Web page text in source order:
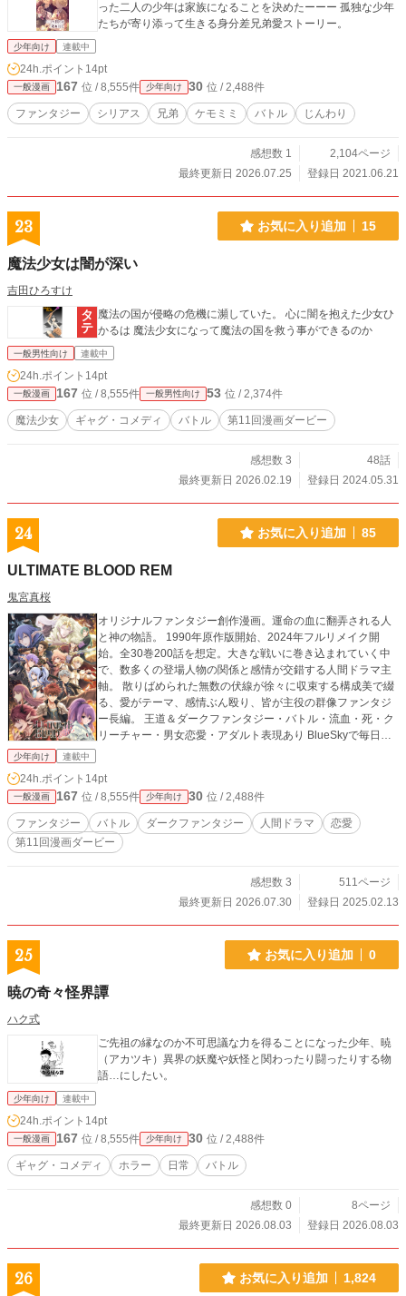
った二人の少年は家族になることを決めたーーー 孤独な少年
たちが寄り添って生きる身分差兄弟愛ストーリー。
少年向け 連載中
24h.ポイント 14pt
一般漫画 167 位 / 8,555件 少年向け 30 位 / 2,488件
ファンタジー シリアス 兄弟 ケモミミ バトル じんわり
感想数 1
2,104ページ
最終更新日 2026.07.25
登録日 2021.06.21
23 お気に入り追加 15
魔法少女は闇が深い
吉田ひろすけ
魔法の国が侵略の危機に瀕していた。 心に闇を抱えた少女ひ
かるは 魔法少女になって魔法の国を救う事ができるのか
一般男性向け 連載中
24h.ポイント 14pt
一般漫画 167 位 / 8,555件 一般男性向け 53 位 / 2,374件
魔法少女 ギャグ・コメディ バトル 第11回漫画ダービー
感想数 3
48話
最終更新日 2026.02.19
登録日 2024.05.31
24 お気に入り追加 85
ULTIMATE BLOOD REM
鬼宮真桜
オリジナルファンタジー創作漫画。運命の血に翻弄される人
と神の物語。 1990年原作版開始、2024年フルリメイク開
始。全30巻200話を想定。大きな戦いに巻き込まれていく中
で、数多くの登場人物の関係と感情が交錯する人間ドラマ主
軸。 散りばめられた無数の伏線が徐々に収束する構成美で綴
る、愛がテーマ、感情ぶん殴り、皆が主役の群像ファンタジ
ー長編。 王道＆ダークファンタジー・バトル・流血・死・ク
リーチャー・男女恋愛・アダルト表現あり BlueSkyで毎日情
i-ulblood.booth.pm/ 各種情報公式サイト → https://ulblood.
com/
少年向け 連載中
24h.ポイント 14pt
一般漫画 167 位 / 8,555件 少年向け 30 位 / 2,488件
ファンタジー バトル ダークファンタジー 人間ドラマ
恋愛
第11回漫画ダービー
感想数 3
511ページ
最終更新日 2026.07.30
登録日 2025.02.13
25 お気に入り追加 0
暁の奇々怪界譚
ハク式
ご先祖の縁なのか不可思議な力を得ることになった少年、暁
（アカツキ）異界の妖魔や妖怪と関わったり闘ったりする物
語…にしたい。
少年向け 連載中
24h.ポイント 14pt
一般漫画 167 位 / 8,555件 少年向け 30 位 / 2,488件
ギャグ・コメディ ホラー 日常 バトル
感想数 0
8ページ
最終更新日 2026.08.03
登録日 2026.08.03
26 お気に入り追加 1,824